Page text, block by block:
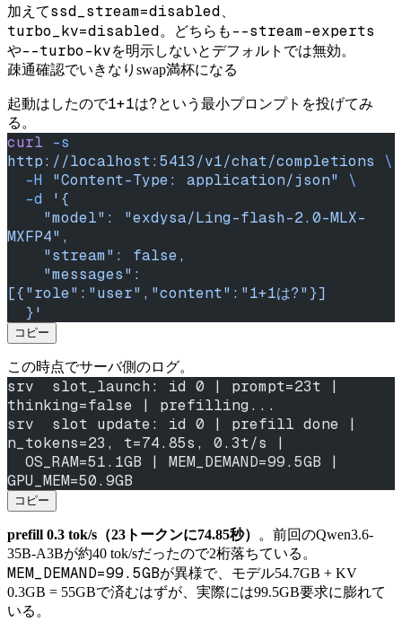
加えてssd_stream=disabled
turbo_kv=disabled。どちらも --stream-experts
や--turbo-kvを明示しないとデフォルトでは無効。
疎通確認でいきなりswap満杯になる
起動はしたので1+1は? という最小プロンプトを投げてみ
る。
curl -s
http://localhost:5413/v1/chat/completions \
  -H
"Content-Type: application/json"
\
  -d
'{
MXFP4",
    "stream": false,
[{"role":"user","content":"1+1は?"}]
  }'
コピー
この時点でサーバ側のログ。
srv  slot_launch: id 0 | prompt=23t |
thinking=false | prefilling...
srv  slot update: id 0 | prefill done |
n_tokens=23, t=74.85s, 0.3t/s |
GPU_MEM=50.9GB
コピー
prefill 0.3 tok/s（23トークンに74.85秒）
。前回のQwen3.6-
35B-A3Bが約40 tok/sだったので2桁落ちている。
MEM_DEMAND=99.5GBが異様で、モデル54.7GB + KV
0.3GB = 55GBで済むはずが、実際には99.5GB要求に膨れて
いる。